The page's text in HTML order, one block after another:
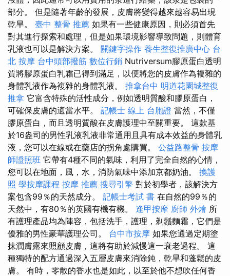
部分。 但是隨著年齡的發展，皮膚將變得越來越容易出現
乾旱。 臺中 整骨 推薦 如果有一些健康原因，則必須首先
對其進行探索和處理，但是如果環境影響導致問題，則體育
乳液也可以是解決方案。 關鍵字操作 養生整復推廣中心 台
北 按摩 台中頭部撥筋 數位行銷 Nutriversum膠原蛋白透明
質將膠原蛋白乳霜已得到滿足，以便將您的皮膚作為複雜的
身體乳液作為複雜的身體乳液。 推拿台中 明道花園城整復
推拿 它富含特殊的活性成分，例如透明質酸和膠原蛋白，
可確保皮膚的適當水平。 記帳士 線上 台胞證 當然，不僅
膠原蛋白，而且透明質酸在皮膚護理中至關重要。 這款基
於16盎司的男性乳液乳液非常通用且具有成本效益的身體乳
液，您可以在線或在藥店的拐角處購買。 公益路整骨 按摩
師證照班 它帶有4種不同的氣味，利用了完全自然的心情，
您可以在地面，風，水，消防氣味中添加京都奶油。 換護
照 學按摩課程 按摩 推薦 搜尋引擎 對於初學者，該解決方
案包含99％的天然成分。 記帳士考試 書 在自然的99％的
天然中，有80％的英國有機有機。 逢甲按摩 廚師 外燴 所
有護理產品均為陣容，包括洗手，護理，剃鬚麵霜，它們是
優雅的男性豪華護理公司。 台中市按摩 如果您通過定期塗
抹潤膚露來照顧皮膚，這將有助於減慢這一衰老過程。 這
種獨特的配方通過深入五層皮膚來消除鈍，乾旱和蓬鬆的皮
膚。 有時，零散的香水也是如此，以至於他不想吹任何香